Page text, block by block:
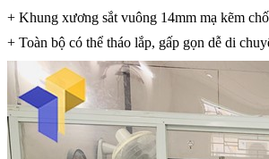
+ Khung xương sắt vuông 14mm mạ kẽm
+ Toàn bộ có thể tháo lắp, gấp gọn dễ di